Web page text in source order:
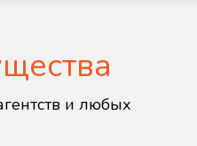
и любых